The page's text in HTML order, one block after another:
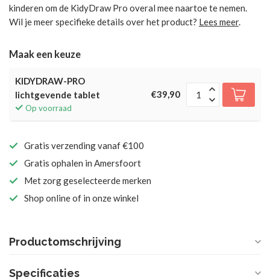
kinderen om de KidyDraw Pro overal mee naartoe te nemen.
Wil je meer specifieke details over het product? Lees meer.
Maak een keuze
KIDYDRAW-PRO
lichtgevende tablet
Op voorraad
€39,90
Gratis verzending vanaf €100
Gratis ophalen in Amersfoort
Met zorg geselecteerde merken
Shop online of in onze winkel
Productomschrijving
Specificaties